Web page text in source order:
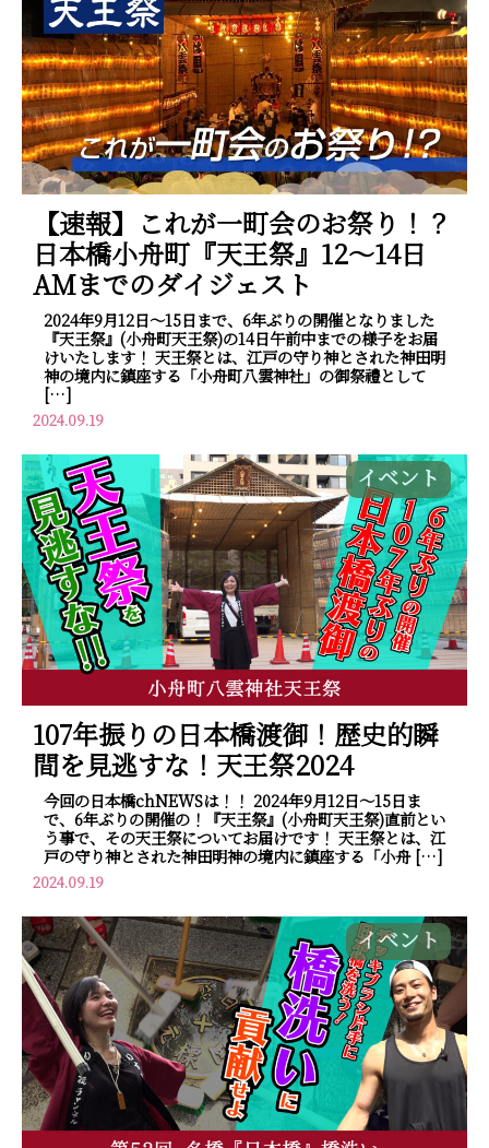
【速報】これが一町会のお祭り！？
日本橋小舟町『天王祭』12～14日
AMまでのダイジェスト
2024年9月12日～15日まで、6年ぶりの開催となりました
『天王祭』(小舟町天王祭)の14日午前中までの様子をお届
けいたします！ 天王祭とは、江戸の守り神とされた神田明
神の境内に鎮座する「小舟町八雲神社」の御祭禮として
[…]
2024.09.19
イベント
107年振りの日本橋渡御！歴史的瞬
間を見逃すな！天王祭2024
今回の日本橋chNEWSは！！ 2024年9月12日～15日ま
で、6年ぶりの開催の！『天王祭』(小舟町天王祭)直前とい
う事で、その天王祭についてお届けです！ 天王祭とは、江
戸の守り神とされた神田明神の境内に鎮座する「小舟 […]
2024.09.19
イベント